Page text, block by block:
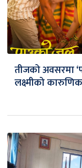
तीजको अवसरमा
लक्ष्मीको